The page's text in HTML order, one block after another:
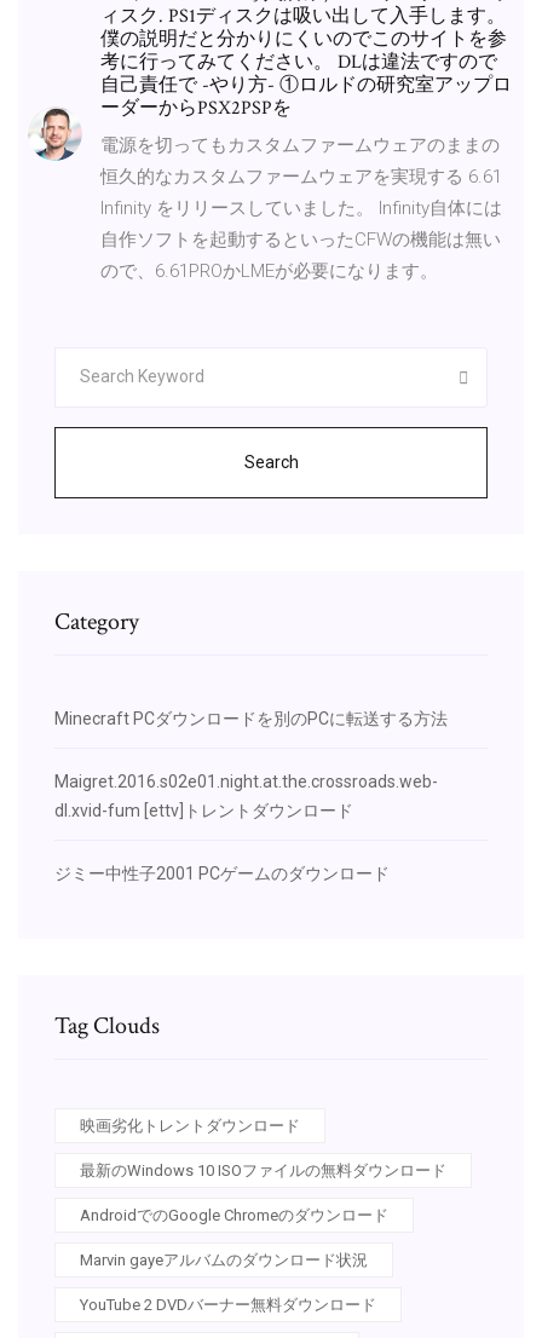
ィスク. PS1ディスクは吸い出して入手します。
僕の説明だと分かりにくいのでこのサイトを参
考に行ってみてください。 DLは違法ですので
自己責任で -やり方- ①ロルドの研究室アップロ
ーダーからPSX2PSPを
電源を切ってもカスタムファームウェアのままの
恒久的なカスタムファームウェアを実現する 6.61
Infinity をリリースしていました。 Infinity自体には
自作ソフトを起動するといったCFWの機能は無い
ので、6.61PROかLMEが必要になります。
Search
Category
Minecraft PCダウンロードを別のPCに転送する方法
Maigret.2016.s02e01.night.at.the.crossroads.web-
dl.xvid-fum [ettv]トレントダウンロード
ジミー中性子2001 PCゲームのダウンロード
Tag Clouds
映画劣化トレントダウンロード
最新のWindows 10 ISOファイルの無料ダウンロード
AndroidでのGoogle Chromeのダウンロード
Marvin gayeアルバムのダウンロード状況
YouTube 2 DVDバーナー無料ダウンロード